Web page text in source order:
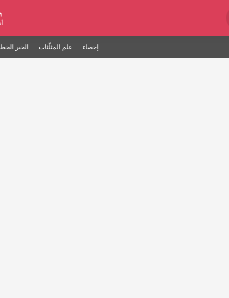
الجبر علم المثلّثات إحصاء